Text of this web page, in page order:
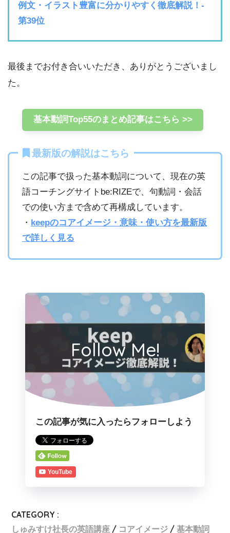
例文・イラスト豊富に分かりやすく徹底解説！-
第39位
最後までお付き合いいただき、ありがとうございまし
た。
基本動詞Top55のまとめ記事はこちら >>
最新版の解説はこちら
この記事で扱った基本動詞について、現在の英
語コーチングサイトbe:RIZEで、句動詞・会話
での使い方まで含めて再構成しています。
・ keepのコアイメージ・意味・使い方を最新版
で詳しく見る
Follow Me!
この記事が気に入ったらフォローしよう
YouTube
CATEGORY :
しゅみすけ社長の英語講座
コアイメージ 基本動詞